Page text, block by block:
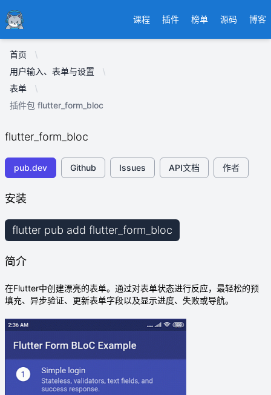
Ducafecat 课程 插件 榜单 源码 博客
首页
用户输入、表单与设置
表单
插件包 flutter_form_bloc
flutter_form_bloc
pub.dev Github Issues API文档 作者
安装
flutter pub add flutter_form_bloc
简介
在Flutter中创建漂亮的表单。通过对表单状态进行反应，最轻松的预
填充、异步验证、更新表单字段以及显示进度、失败或导航。